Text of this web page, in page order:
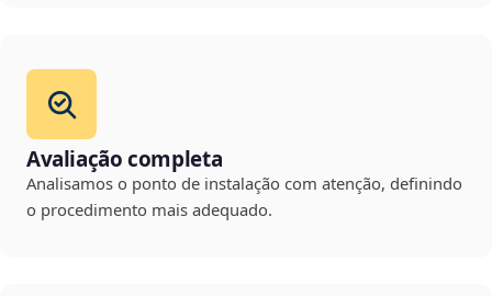
Avaliação completa
Analisamos o ponto de instalação com atenção, definindo
o procedimento mais adequado.